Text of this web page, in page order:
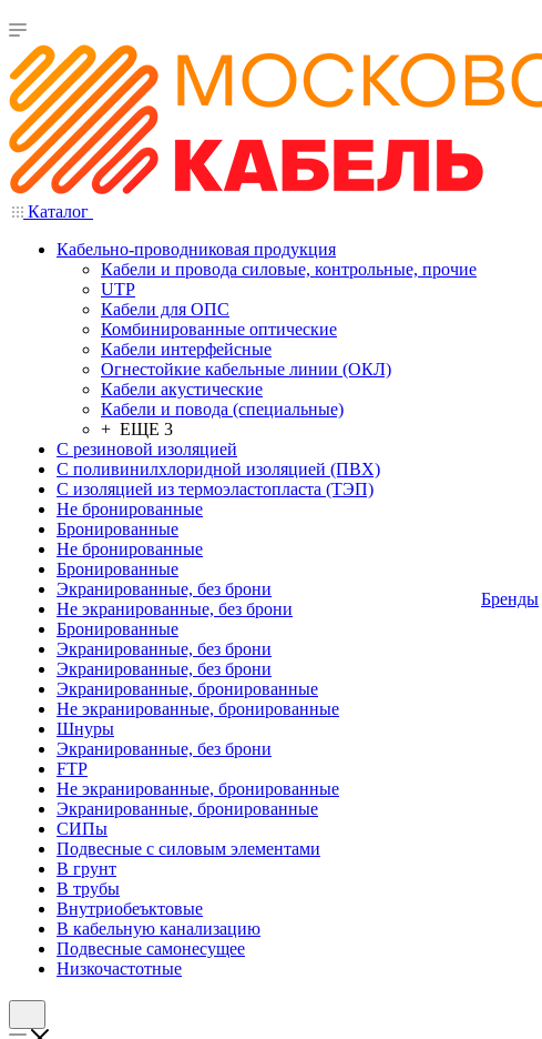
Каталог
Кабельно-проводниковая продукция
Кабели и провода силовые, контрольные, прочие
UTP
Кабели для ОПС
Комбинированные оптические
Кабели интерфейсные
Огнестойкие кабельные линии (ОКЛ)
Кабели акустические
Кабели и повода (специальные)
+ ЕЩЕ 3
С резиновой изоляцией
С поливинилхлоридной изоляцией (ПВХ)
С изоляцией из термоэластопласта (ТЭП)
Не бронированные
Бронированные
Не бронированные
Бронированные
Экранированные, без брони
Не экранированные, без брони
Бронированные
Экранированные, без брони
Экранированные, без брони
Экранированные, бронированные
Не экранированные, бронированные
Шнуры
Экранированные, без брони
FTP
Не экранированные, бронированные
Экранированные, бронированные
СИПы
Подвесные с силовым элементами
В грунт
В трубы
Внутриобеъктовые
В кабельную канализацию
Подвесные самонесущее
Низкочастотные
Бренды